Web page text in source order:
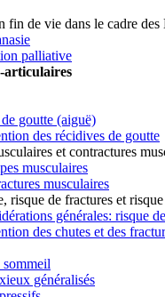
fin de vie dans le cadre des
palliative
articulaires
goutte (aiguë)
des récidives de goutte
et contractures
musculaires
musculaires
risque de fractures et
générales: risque
des chutes et des
généralisés